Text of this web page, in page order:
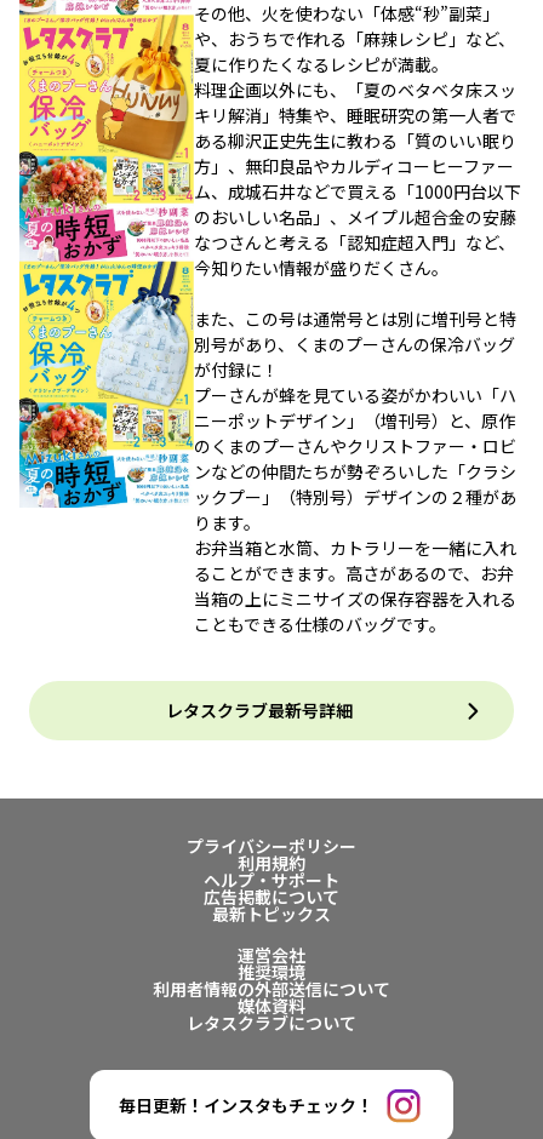
その他、火を使わない「体感“秒”副菜」
や、おうちで作れる「麻辣レシピ」など、
夏に作りたくなるレシピが満載。
料理企画以外にも、「夏のベタベタ床スッ
キリ解消」特集や、睡眠研究の第一人者で
ある柳沢正史先生に教わる「質のいい眠り
方」、無印良品やカルディコーヒーファー
ム、成城石井などで買える「1000円台以下
のおいしい名品」、メイプル超合金の安藤
なつさんと考える「認知症超入門」など、
今知りたい情報が盛りだくさん。
また、この号は通常号とは別に増刊号と特
別号があり、くまのプーさんの保冷バッグ
が付録に！
プーさんが蜂を見ている姿がかわいい「ハ
ニーポットデザイン」（増刊号）と、原作
のくまのプーさんやクリストファー・ロビ
ンなどの仲間たちが勢ぞろいした「クラシ
ックプー」（特別号）デザインの２種があ
ります。
お弁当箱と水筒、カトラリーを一緒に入れ
ることができます。高さがあるので、お弁
当箱の上にミニサイズの保存容器を入れる
こともできる仕様のバッグです。
レタスクラブ最新号詳細
プライバシーポリシー
利用規約
ヘルプ・サポート
広告掲載について
最新トピックス
運営会社
推奨環境
利用者情報の外部送信について
媒体資料
レタスクラブについて
毎日更新！インスタもチェック！